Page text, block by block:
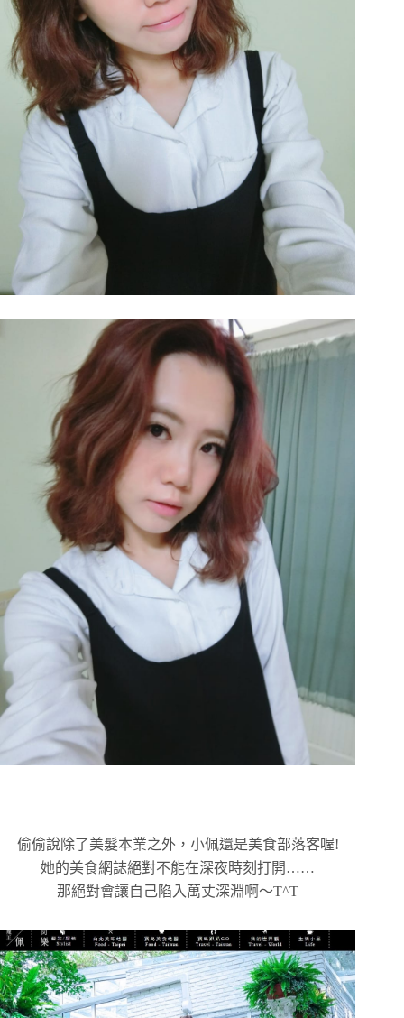
偷偷說除了美髮本業之外，小佩還是美食部落客喔!
她的美食網誌絕對不能在深夜時刻打開……
那絕對會讓自己陷入萬丈深淵啊～T^T